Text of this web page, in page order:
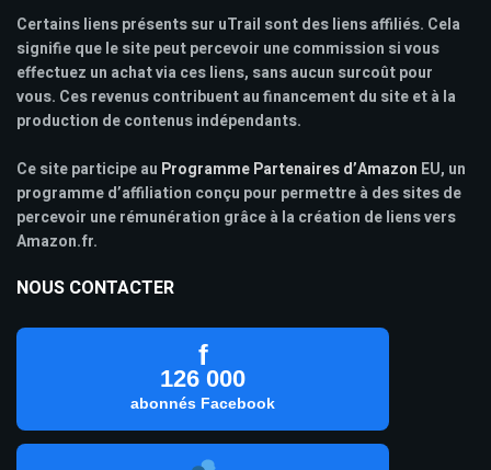
Certains liens présents sur uTrail sont des liens affiliés. Cela
signifie que le site peut percevoir une commission si vous
effectuez un achat via ces liens, sans aucun surcoût pour
vous. Ces revenus contribuent au financement du site et à la
production de contenus indépendants.
Ce site participe au Programme Partenaires d’Amazon EU, un
programme d’affiliation conçu pour permettre à des sites de
percevoir une rémunération grâce à la création de liens vers
Amazon.fr.
NOUS CONTACTER
f
126 000
abonnés Facebook